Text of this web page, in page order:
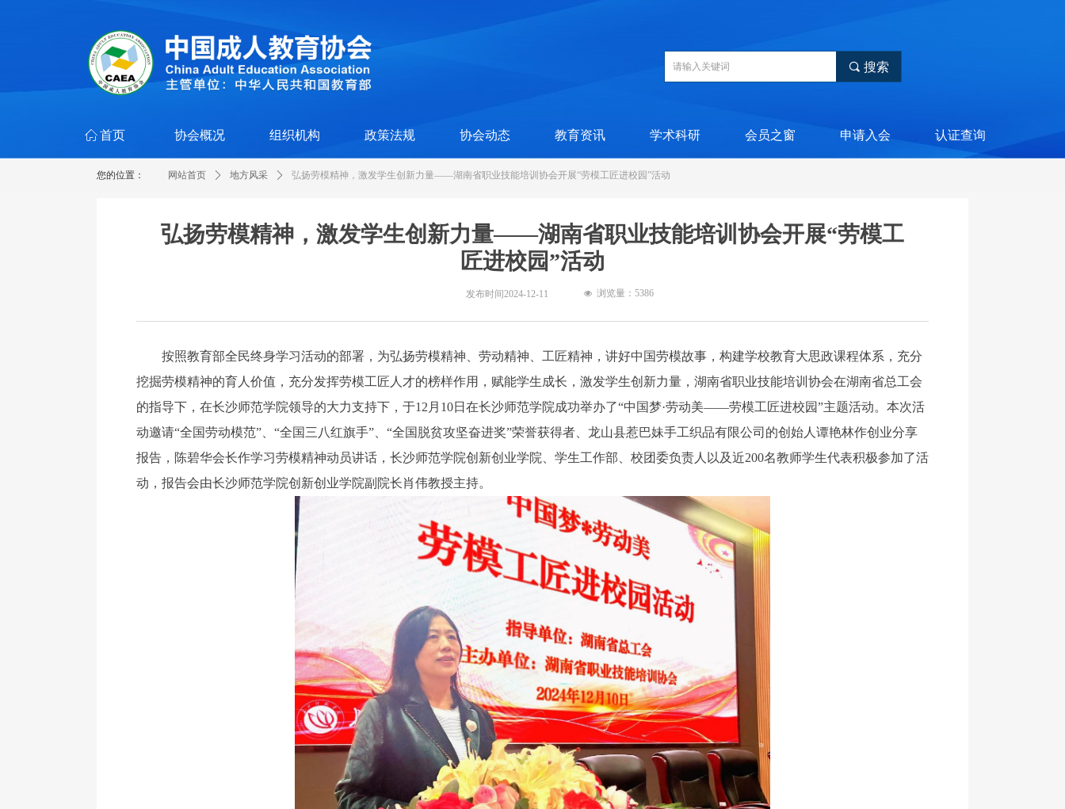
끠 搜索
ꀇ 首页 协会概况 组织机构 政策法规 协会动态 教育资讯 学术科研 会员之窗 申请入会 认证查询
网站首页 ꄲ 地方风采 ꄲ 弘扬劳模精神，激发学生创新力量——湖南省职业技能培训协会开展“劳模工匠进校园”活动
您的位置：
弘扬劳模精神，激发学生创新力量——湖南省职业技能培训协会开展“劳模工
匠进校园”活动
发布时间2024-12-11 넶 浏览量：5386
按照教育部全民终身学习活动的部署，为弘扬劳模精神、劳动精神、工匠精神，讲好中国劳模故事，构建学校教育大思政课程体系，充分
挖掘劳模精神的育人价值，充分发挥劳模工匠人才的榜样作用，赋能学生成长，激发学生创新力量，湖南省职业技能培训协会在湖南省总工会
的指导下，在长沙师范学院领导的大力支持下，于12月10日在长沙师范学院成功举办了“中国梦·劳动美——劳模工匠进校园”主题活动。本次活
动邀请“全国劳动模范”、“全国三八红旗手”、“全国脱贫攻坚奋进奖”荣誉获得者、龙山县惹巴妹手工织品有限公司的创始人谭艳林作创业分享
报告，陈碧华会长作学习劳模精神动员讲话，长沙师范学院创新创业学院、学生工作部、校团委负责人以及近200名教师学生代表积极参加了活
动，报告会由长沙师范学院创新创业学院副院长肖伟教授主持。